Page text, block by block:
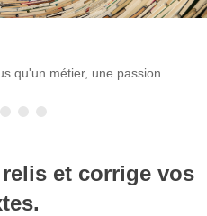
qu'un métier, une passion.
et corrige vos